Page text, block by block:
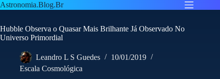
Pular
para
conteúdo
Astronomia.Blog.Br
Hubble Observa o Quasar Mais Brilhante Já Observado No
Universo Primordial
Leandro L S Guedes
10/01/2019
Escala Cosmológica